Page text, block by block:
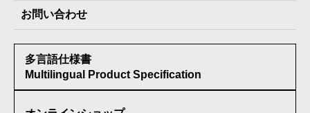
情報セキュリティ基本方針
受賞歴
お問い合わせ
多言語仕様書
Multilingual Product Specification